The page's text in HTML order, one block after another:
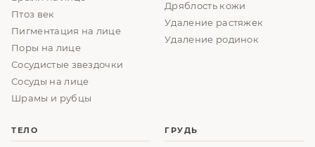
Птоз век
Пигментация на лице
Поры на лице
Сосудистые звездочки
Сосуды на лице
Шрамы и рубцы
Дряблость кожи
Удаление растяжек
Удаление родинок
ТЕЛО ГРУДЬ